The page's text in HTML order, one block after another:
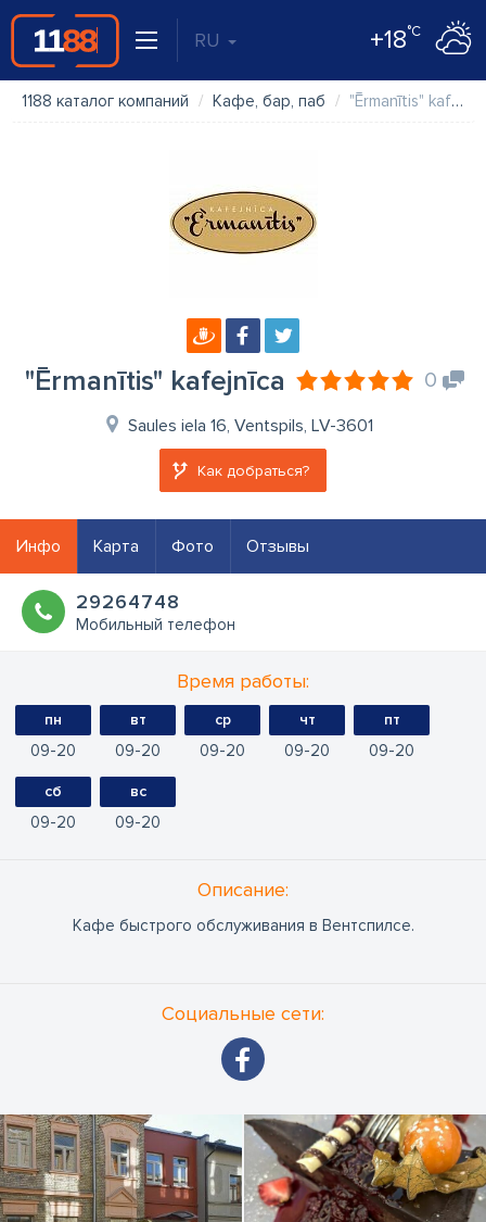
RU +18°C
1188 каталог компаний Кафе, бар, паб "Ērmanītis" kafejnīca
"Ērmanītis" kafejnīca 0
Saules iela 16, Ventspils, LV-3601
Как добраться?
Инфо Карта Фото Отзывы
29264748
Мобильный телефон
Время работы:
пн
09 20
вт
09 20
ср
09 20
чт
09 20
пт
09 20
сб
09 20
вс
09 20
Oписание:
Кафе быстрого обслуживания в Вентспилсе.
Социальные сети: